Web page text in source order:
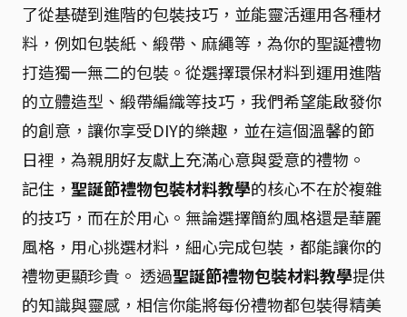
了從基礎到進階的包裝技巧，並能靈活運用各種材
料，例如包裝紙、緞帶、麻繩等，為你的聖誕禮物
打造獨一無二的包裝。從選擇環保材料到運用進階
的立體造型、緞帶編織等技巧，我們希望能啟發你
的創意，讓你享受DIY的樂趣，並在這個溫馨的節
日裡，為親朋好友獻上充滿心意與愛意的禮物。
記住， 聖誕節禮物包裝材料教學的核心不在於複雜
的技巧，而在於用心。無論選擇簡約風格還是華麗
風格，用心挑選材料，細心完成包裝，都能讓你的
禮物更顯珍貴。 透過聖誕節禮物包裝材料教學提供
的知識與靈感，相信你能將每份禮物都包裝得精美